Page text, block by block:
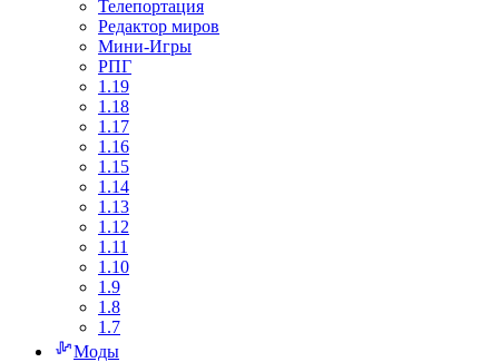
Телепортация
Редактор миров
Мини-Игры
РПГ
1.19
1.18
1.17
1.16
1.15
1.14
1.13
1.12
1.11
1.10
1.9
1.8
1.7
Моды